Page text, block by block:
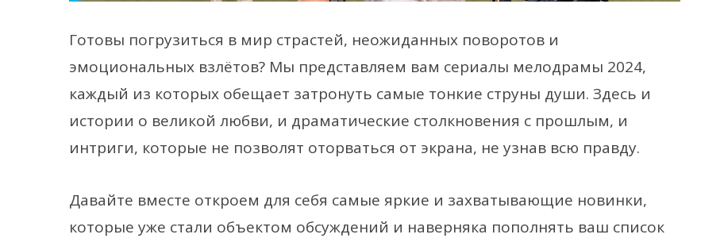
Готовы погрузиться в мир страстей, неожиданных поворотов и
эмоциональных взлётов? Мы представляем вам сериалы мелодрамы 2024,
каждый из которых обещает затронуть самые тонкие струны души. Здесь и
истории о великой любви, и драматические столкновения с прошлым, и
интриги, которые не позволят оторваться от экрана, не узнав всю правду.
Давайте вместе откроем для себя самые яркие и захватывающие новинки,
которые уже стали объектом обсуждений и наверняка пополнять ваш список